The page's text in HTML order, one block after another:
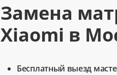
Замена
Xiaomi в
Бесплатный выезд